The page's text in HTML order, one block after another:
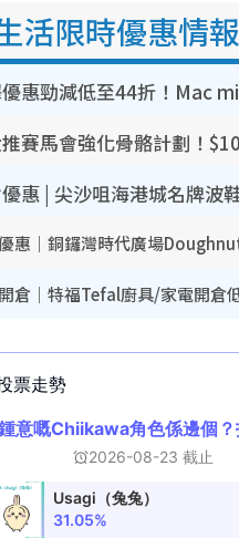
活限時優惠情報